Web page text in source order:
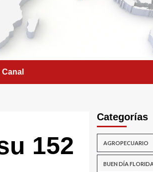
152
Categorías
AGROPECUARIO
BUEN DÍA